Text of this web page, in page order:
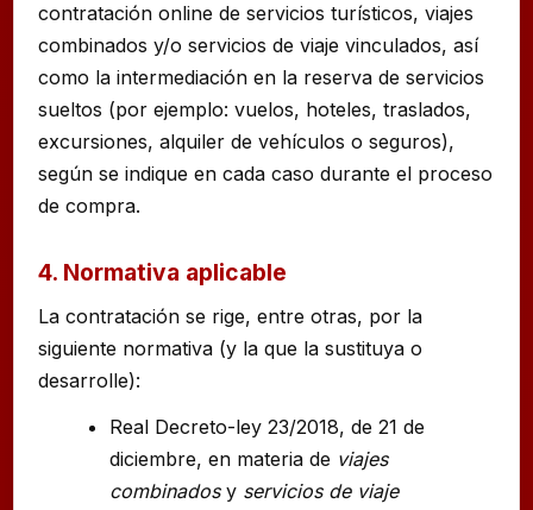
contratación online de servicios turísticos, viajes
combinados y/o servicios de viaje vinculados, así
como la intermediación en la reserva de servicios
sueltos (por ejemplo: vuelos, hoteles, traslados,
excursiones, alquiler de vehículos o seguros),
según se indique en cada caso durante el proceso
de compra.
4. Normativa aplicable
La contratación se rige, entre otras, por la
siguiente normativa (y la que la sustituya o
desarrolle):
Real Decreto-ley 23/2018, de 21 de
diciembre, en materia de viajes
combinadosy servicios de viaje